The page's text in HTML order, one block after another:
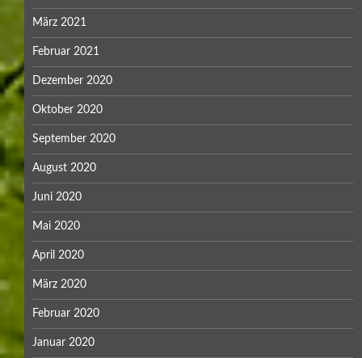
März 2021
Februar 2021
Dezember 2020
Oktober 2020
September 2020
August 2020
Juni 2020
Mai 2020
April 2020
März 2020
Februar 2020
Januar 2020